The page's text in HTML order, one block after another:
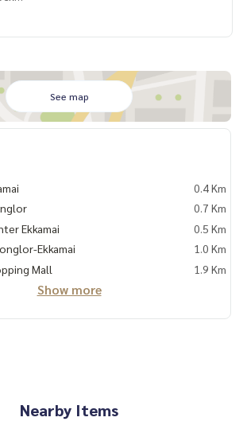
dm to ask more information, It’s my pleas
943-4388
See map
0.4 Km
0.7 Km
Ekkamai
0.5 Km
Ekkamai
1.0 Km
Mall
1.9 Km
Show more
Nearby Items